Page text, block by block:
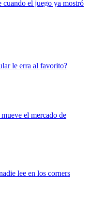
cuando el juego ya mostró
le erra al favorito?
el mercado de
lee en los corners